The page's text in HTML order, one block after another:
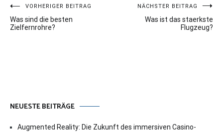
Beitragsnavigation
VORHERIGER BEITRAG
Was sind die besten
Zielfernrohre?
NÄCHSTER BEITRAG
Was ist das staerkste
Flugzeug?
NEUESTE BEITRÄGE
Augmented Reality: Die Zukunft des immersiven Casino-